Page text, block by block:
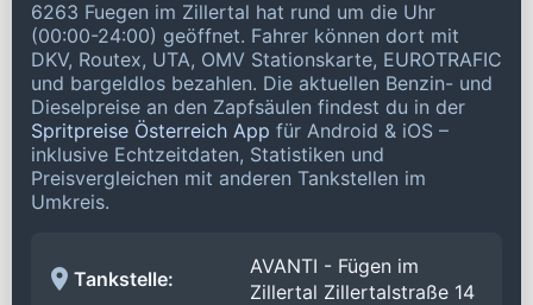
6263 Fuegen im Zillertal hat rund um die Uhr
(00:00-24:00) geöffnet. Fahrer können dort mit
DKV, Routex, UTA, OMV Stationskarte, EUROTRAFIC
und bargeldlos bezahlen. Die aktuellen Benzin- und
Dieselpreise an den Zapfsäulen findest du in der
Spritpreise Österreich App für Android & iOS –
inklusive Echtzeitdaten, Statistiken und
Preisvergleichen mit anderen Tankstellen im
Umkreis.
Tankstelle:
AVANTI - Fügen im
Zillertal Zillertalstraße 14